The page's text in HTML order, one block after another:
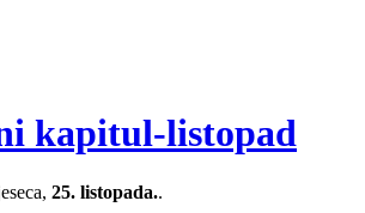
kapitul-listopad
25. listopada..